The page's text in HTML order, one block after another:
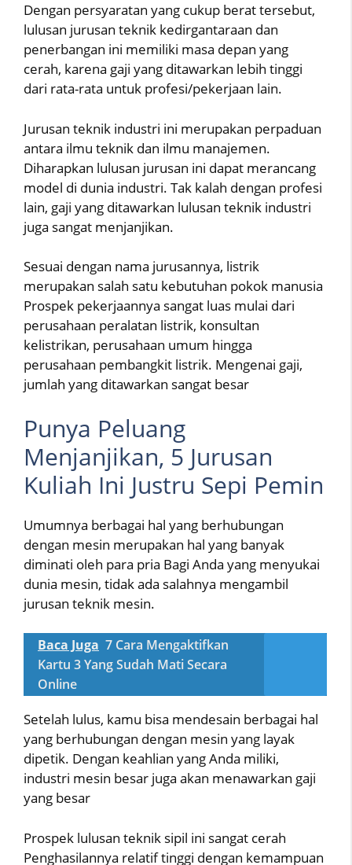
Dengan persyaratan yang cukup berat tersebut,
lulusan jurusan teknik kedirgantaraan dan
penerbangan ini memiliki masa depan yang
cerah, karena gaji yang ditawarkan lebih tinggi
dari rata-rata untuk profesi/pekerjaan lain.
Jurusan teknik industri ini merupakan perpaduan
antara ilmu teknik dan ilmu manajemen.
Diharapkan lulusan jurusan ini dapat merancang
model di dunia industri. Tak kalah dengan profesi
lain, gaji yang ditawarkan lulusan teknik industri
juga sangat menjanjikan.
Sesuai dengan nama jurusannya, listrik
merupakan salah satu kebutuhan pokok manusia
Prospek pekerjaannya sangat luas mulai dari
perusahaan peralatan listrik, konsultan
kelistrikan, perusahaan umum hingga
perusahaan pembangkit listrik. Mengenai gaji,
jumlah yang ditawarkan sangat besar
Punya Peluang
Menjanjikan, 5 Jurusan
Kuliah Ini Justru Sepi Pemin
Umumnya berbagai hal yang berhubungan
dengan mesin merupakan hal yang banyak
diminati oleh para pria Bagi Anda yang menyukai
dunia mesin, tidak ada salahnya mengambil
jurusan teknik mesin.
Baca Juga 7 Cara Mengaktifkan
Kartu 3 Yang Sudah Mati Secara
Online
Setelah lulus, kamu bisa mendesain berbagai hal
yang berhubungan dengan mesin yang layak
dipetik. Dengan keahlian yang Anda miliki,
industri mesin besar juga akan menawarkan gaji
yang besar
Prospek lulusan teknik sipil ini sangat cerah
Penghasilannya relatif tinggi dengan kemampuan